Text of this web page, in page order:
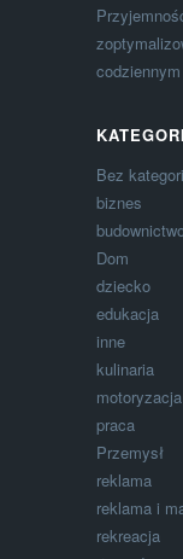
Bez
biznes
Dom
dziecko
edukacja
inne
kulinaria
motoryzacja
praca
Przemysł
reklama
reklama i
rekreacja